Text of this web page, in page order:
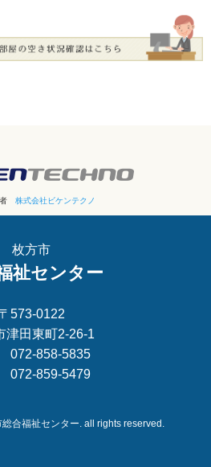
者 株式会社ビケンテクノ
枚方市
祉センター
573-0122
津田東町2-26-1
072-858-5835
072-859-5479
合福祉センター. all rights reserved.